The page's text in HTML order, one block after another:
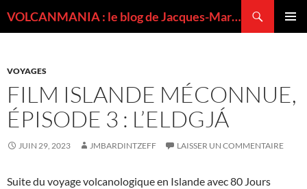
VOLCANMANIA : le blog de Jacques-Marie BARDINTZEFF, volcanologue
VOYAGES
FILM ISLANDE MÉCONNUE,
ÉPISODE 3 : L’ELDGJÁ
JUIN 29, 2023 JMBARDINTZEFF LAISSER UN COMMENTAIRE
Suite du voyage volcanologique en Islande avec 80 Jours